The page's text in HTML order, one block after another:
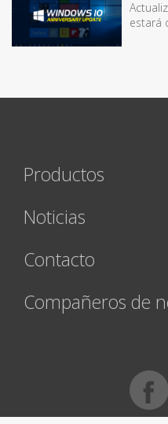
estará
Productos
Noticias
Contacto
Compañeros de